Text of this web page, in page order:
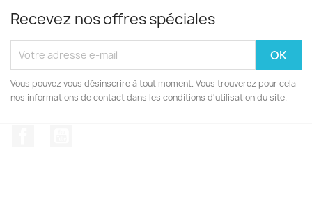
Recevez nos offres spéciales
Vous pouvez vous désinscrire à tout moment. Vous trouverez pour cela
nos informations de contact dans les conditions d'utilisation du site.